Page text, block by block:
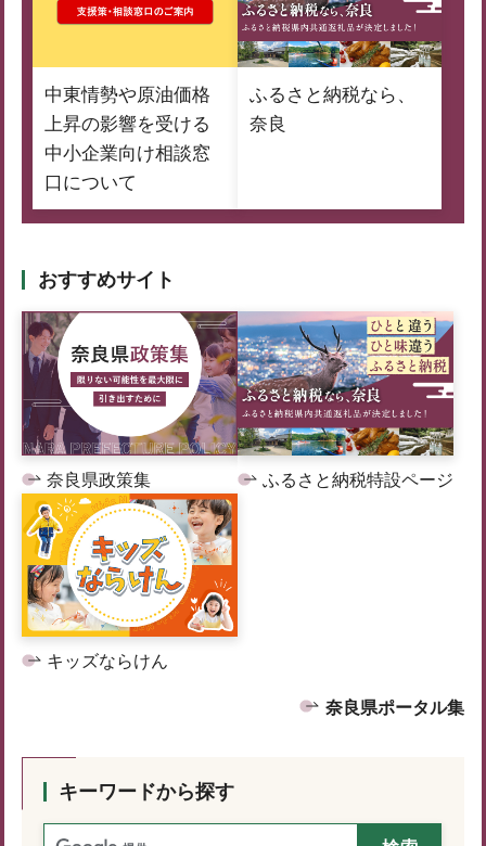
中東情勢や原油価格
上昇の影響を受ける
中小企業向け相談窓
口について
ふるさと納税なら、
奈良
おすすめサイト
奈良県政策集 ふるさと納税特設ページ
キッズならけん
奈良県ポータル集
キーワードから探す